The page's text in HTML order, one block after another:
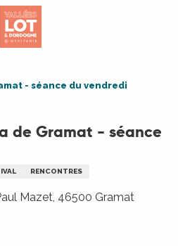
- séance du vendredi
de Gramat - séance
RENCONTRES
Mazet, 46500 Gramat